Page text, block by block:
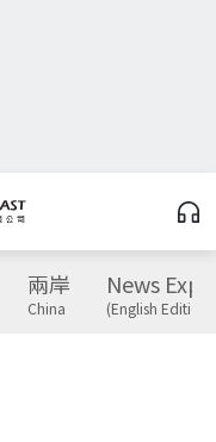
兩岸
China
News
(English Edition)